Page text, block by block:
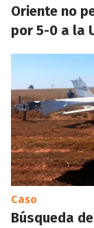
Oriente no
por 5-0 a la
Caso
Búsqueda